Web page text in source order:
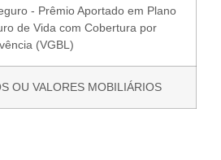
- Prêmio Aportado em Plano
de Vida com Cobertura por
(VGBL)
OU VALORES MOBILIÁRIOS